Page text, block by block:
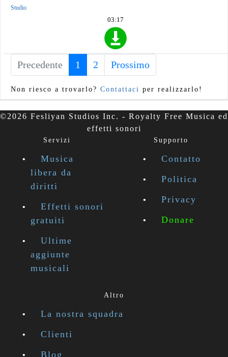
Studio
03:17
Precedente 1 (current)
2 Prossimo
Non riesco a trovarlo? Contattaci per realizzarlo!
©2026 Fesliyan Studios Inc. - Royalty Free Musica ed
effetti sonori
Servizi
Musica
libera da
diritti
Effetti sonori
gratuiti
Ultime
aggiunte
musicali
Supporto
Contatto
Politica
Privacy
Donare
Altro
La nostra squadra
Clienti
Blog